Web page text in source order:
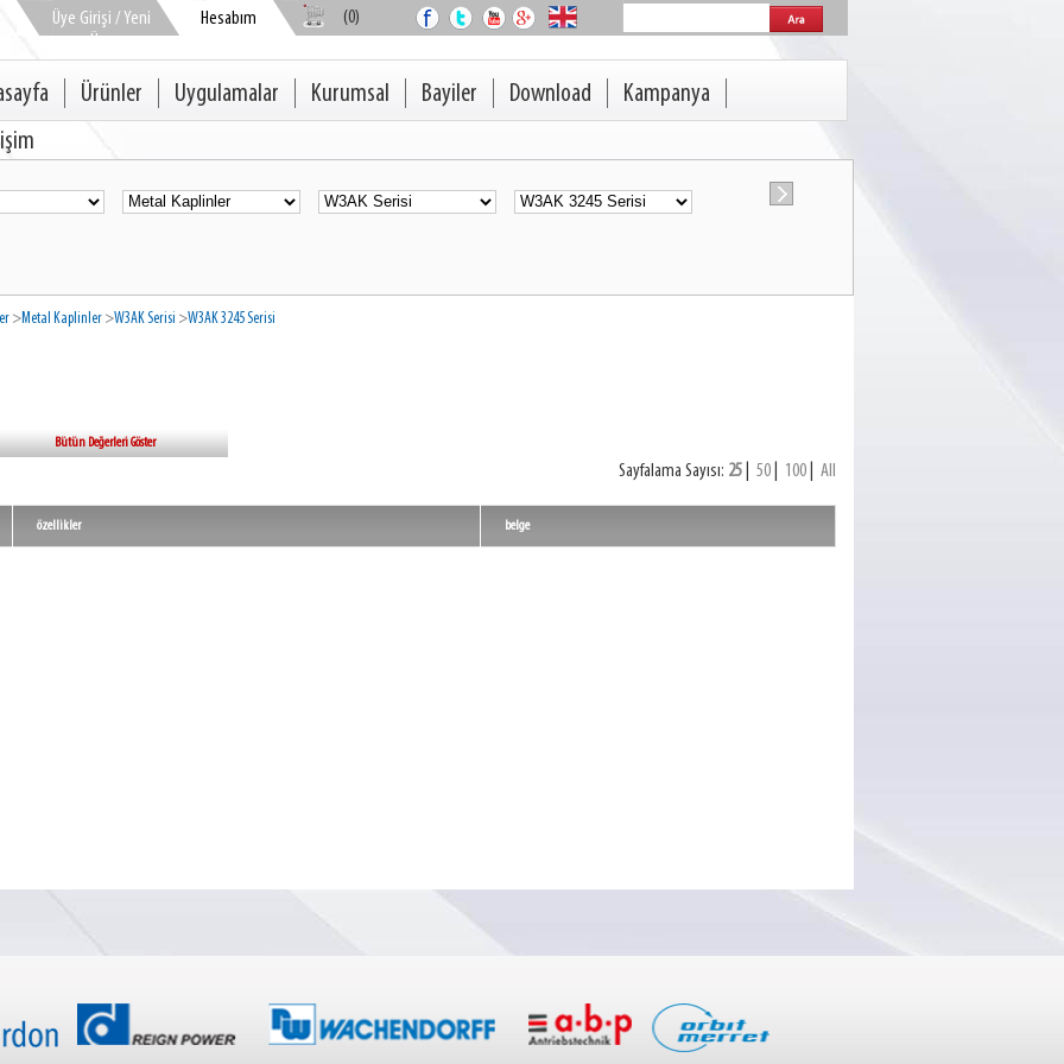
Üye Girişi / Yeni
Üye
Hesabım (0)
Ürünler Uygulamalar Kurumsal Bayiler Download
Kampanya
>Metal Kaplinler >W3AK Serisi >W3AK 3245 Serisi
Bütün Değerleri Göster
Sayfalama Sayısı: 25 50 100 All
özellikler belge